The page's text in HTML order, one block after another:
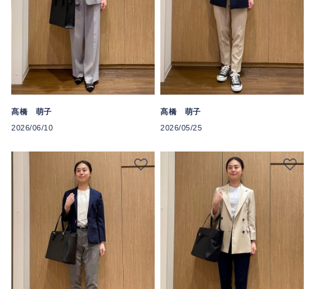
髙橋 萌子
2026/06/10
髙橋 萌子
2026/05/25